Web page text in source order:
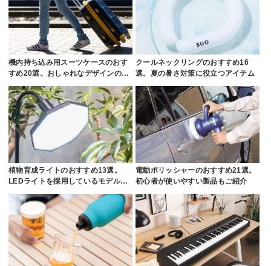
機内持ち込み用スーツケースのおす
すめ20選。おしゃれなデザインの…
クールネックリングのおすすめ16
選。夏の暑さ対策に役立つアイテム
植物育成ライトのおすすめ13選。
LEDライトを採用しているモデル…
電動ポリッシャーのおすすめ21選。
初心者が使いやすい製品もご紹介